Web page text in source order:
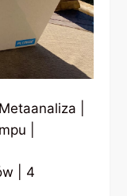
|
|
| 4